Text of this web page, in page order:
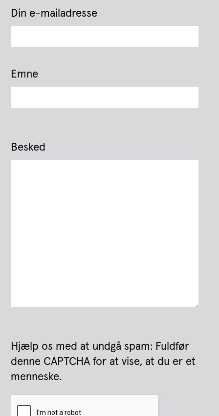
Din e-mailadresse
Emne
Besked
Hjælp os med at undgå spam: Fuldfør
denne CAPTCHA for at vise, at du er et
menneske.